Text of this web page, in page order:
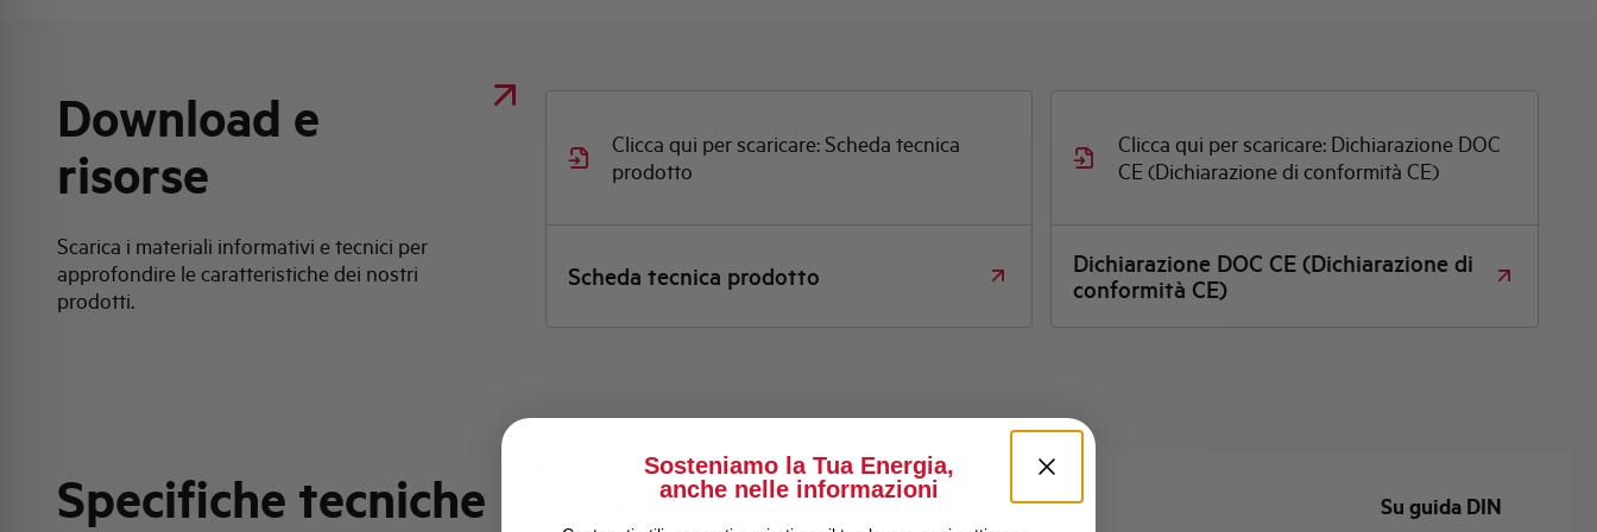
Download e
risorse
Scarica i materiali informativi e tecnici per
approfondire le caratteristiche dei nostri
prodotti.
Clicca qui per scaricare: Scheda tecnica
prodotto
Scheda tecnica prodotto
Clicca qui per scaricare: Dichiarazione DOC
CE (Dichiarazione di conformità CE)
Dichiarazione DOC CE (Dichiarazione di
conformità CE)
Specifiche tecniche Montaggio Su guida DIN
Sosteniamo la Tua Energia,
anche nelle informazioni